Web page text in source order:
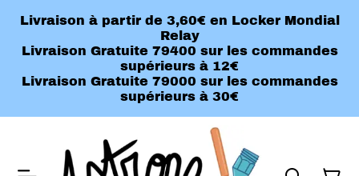
Livraison à partir de 3,60€ en Locker Mondial
Relay
Livraison Gratuite 79400 sur les commandes
supérieurs à 12€
Livraison Gratuite 79000 sur les commandes
supérieurs à 30€